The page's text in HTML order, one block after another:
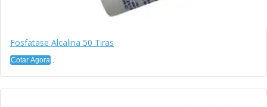
Fosfatase Alcalina 50 Tiras
Cotar Agora